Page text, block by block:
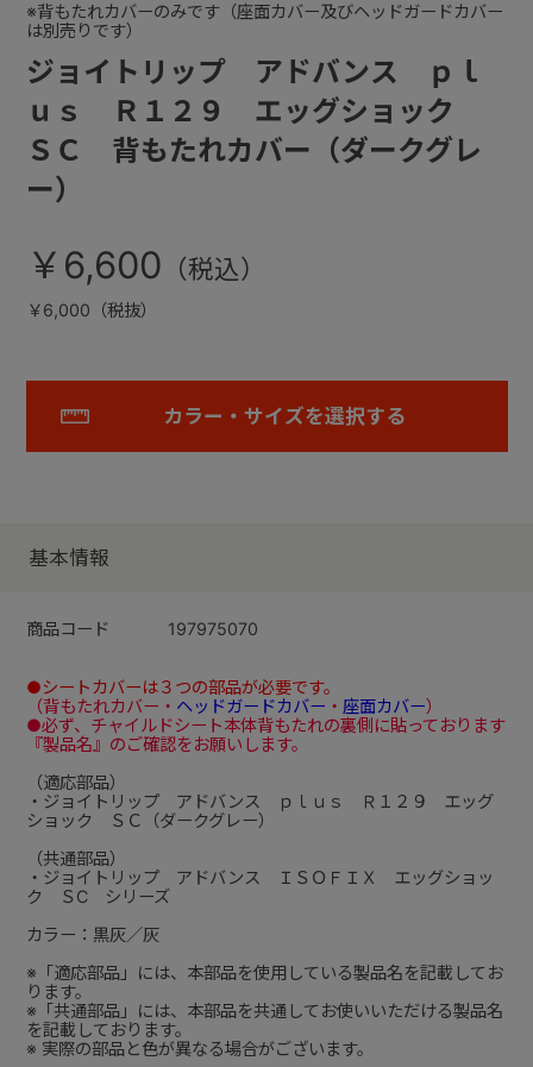
ジョイトリップ アドバンス ｐｌ
ｕｓ Ｒ１２９ エッグショック
ＳＣ 背もたれカバー（ダークグレ
ー）
※背もたれカバーのみです（座面カバー及びヘッドガードカバー
は別売りです）
￥6,600
￥6,000（税抜）
カラー・サイズを選択する
基本情報
商品コード 197975070
●シートカバーは３つの部品が必要です。
（背もたれカバー・ ヘッドガードカバー ・ 座面カバー）
●必ず、チャイルドシート本体背もたれの裏側に貼っております
『製品名』のご確認をお願いします。
（適応部品）
・ジョイトリップ アドバンス ｐｌｕｓ Ｒ１２９ エッグ
ショック ＳＣ（ダークグレー）
（共通部品）
・ジョイトリップ アドバンス ＩＳＯＦＩＸ エッグショッ
ク ＳC シリーズ
カラー：黒灰／灰
※「適応部品」には、本部品を使用している製品名を記載してお
ります。
※「共通部品」には、本部品を共通してお使いいただける製品名
を記載しております。
※ 実際の部品と色が異なる場合がございます。